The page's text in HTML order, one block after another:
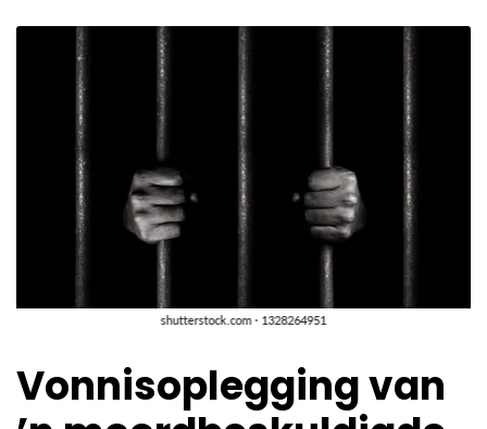
Vonnisoplegging van